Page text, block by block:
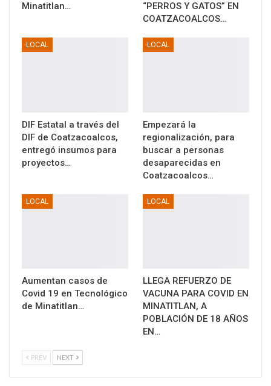
Minatitlan…
“PERROS Y GATOS” EN
COATZACOALCOS…
LOCAL
DIF Estatal a través del
DIF de Coatzacoalcos,
entregó insumos para
proyectos…
LOCAL
Empezará la
regionalización, para
buscar a personas
desaparecidas en
Coatzacoalcos…
LOCAL
Aumentan casos de
Covid 19 en Tecnológico
de Minatitlan…
LOCAL
LLEGA REFUERZO DE
VACUNA PARA COVID EN
MINATITLAN, A
POBLACIÓN DE 18 AÑOS
EN…
PREV NEXT